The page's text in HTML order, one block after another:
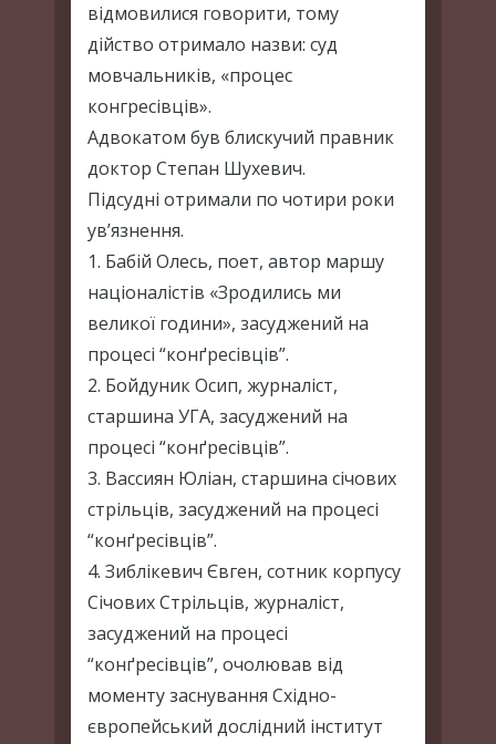
відмовилися говорити, тому
дійство отримало назви: суд
мовчальників, «процес
конгресівців».
Адвокатом був блискучий правник
доктор Степан Шухевич.
Підсудні отримали по чотири роки
ув’язнення.
1. Бабій Олесь, поет, автор маршу
націоналістів «Зродились ми
великої години», засуджений на
процесі “конґресівців”.
2. Бойдуник Осип, журналіст,
старшина УГА, засуджений на
процесі “конґресівців”.
3. Вассиян Юліан, старшина січових
стрільців, засуджений на процесі
“конґресівців”.
4. Зиблікевич Євген, сотник корпусу
Січових Стрільців, журналіст,
засуджений на процесі
“конґресівців”, очолював від
моменту заснування Східно-
європейський дослідний інститут